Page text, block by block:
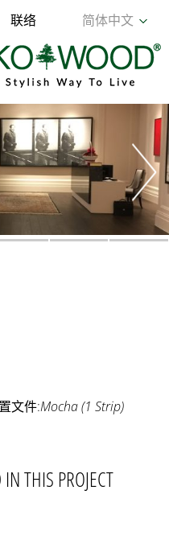
联络 简体中文
文件:Mocha (1 Strip)
THIS PROJECT